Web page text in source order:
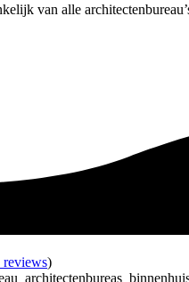
van alle
reviews)